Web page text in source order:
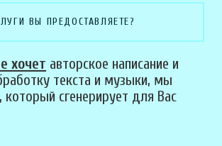
ВЫ ПРЕДОСТАВЛЯЕТЕ?
хочет авторское написание и
текста и музыки, мы
который сгенерирует для Вас